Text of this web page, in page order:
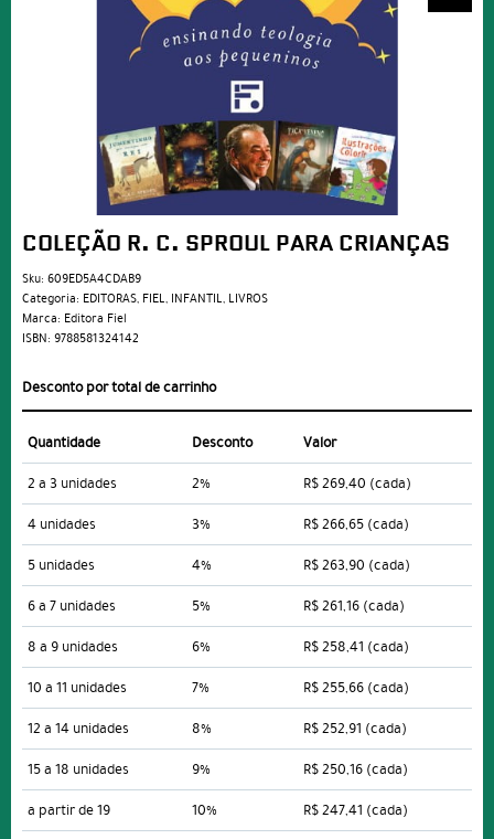
COLEÇÃO R. C. SPROUL PARA CRIANÇAS
Sku: 609ED5A4CDAB9
Categoria: EDITORAS, FIEL, INFANTIL, LIVROS
Marca: Editora Fiel
ISBN: 9788581324142
Desconto por total de carrinho
Quantidade Desconto
Valor
2 a 3 unidades
2% R$ 269,40 (cada)
4 unidades
3% R$ 266,65 (cada)
5 unidades
4% R$ 263,90 (cada)
6 a 7 unidades
5% R$ 261,16 (cada)
8 a 9 unidades
6% R$ 258,41 (cada)
10 a 11 unidades
7% R$ 255,66 (cada)
12 a 14 unidades
8% R$ 252,91 (cada)
15 a 18 unidades
9% R$ 250,16 (cada)
a partir de 19
10% R$ 247,41 (cada)